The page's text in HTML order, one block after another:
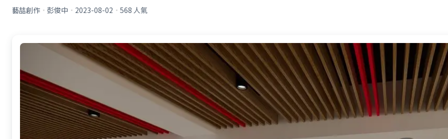
藝喆創作 · 彭俊中 · 2023-08-02 · 568 人氣